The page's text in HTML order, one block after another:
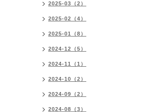
2025-03（2）
2025-02（4）
2025-01（8）
2024-12（5）
2024-11（1）
2024-10（2）
2024-09（2）
2024-08（3）